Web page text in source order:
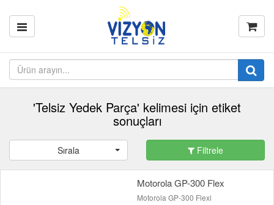
'Telsiz Yedek Parça' kelimesi için etiket
sonuçları
Sırala Filtrele
Motorola GP-300 Flex
Motorola GP-300 Flexi